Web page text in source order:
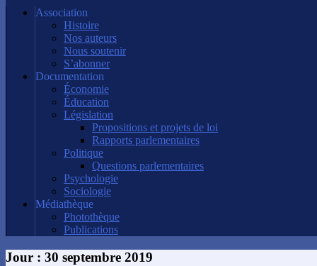
Association
Histoire
Nos auteurs
Nous soutenir
S’abonner
Documentation
Économie
Éducation
Législation
Propositions et projets de loi
Rapports parlementaires
Politique
Questions parlementaires
Psychologie
Sociologie
Médiathèque
Photothèque
Publications
Jour : 30 septembre 2019